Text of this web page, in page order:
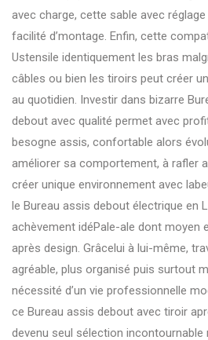
avec charge, cette sable avec
facilité d’montage. Enfin, cette
Ustensile identiquement les bras
câbles ou bien les tiroirs peut créer
au quotidien. Investir dans bizarre
debout avec qualité permet avec
besogne assis, confortable alors
améliorer sa comportement, à rafler
créer unique environnement avec
le Bureau assis debout électrique en
achèvement idéPale-ale dont moyen
après design. Grâcelui à lui-même,
agréable, plus organisé puis surtout
nécessité d’un vie professionnelle
ce Bureau assis debout avec tiroir
devenu seul sélection incontournable